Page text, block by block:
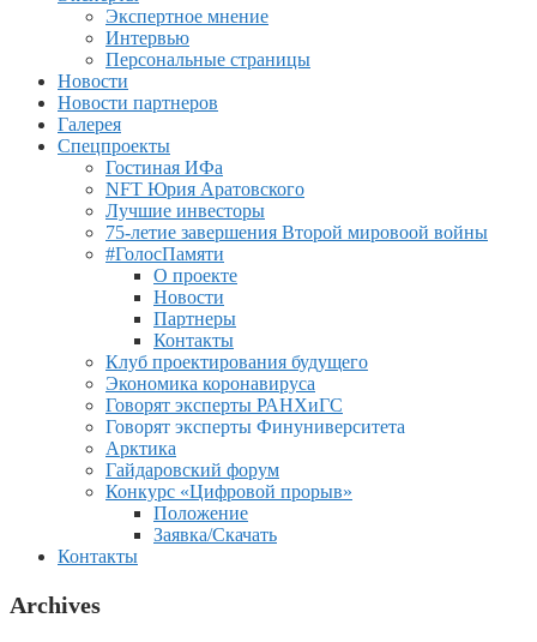
Экспертное мнение
Интервью
Персональные страницы
Новости
Новости партнеров
Галерея
Спецпроекты
Гостиная ИФа
NFT Юрия Аратовского
Лучшие инвесторы
75-летие завершения Второй мировоой войны
#ГолосПамяти
О проекте
Новости
Партнеры
Контакты
Клуб проектирования будущего
Экономика коронавируса
Говорят эксперты РАНХиГС
Говорят эксперты Финуниверситета
Арктика
Гайдаровский форум
Конкурс «Цифровой прорыв»
Положение
Заявка/Скачать
Контакты
Archives